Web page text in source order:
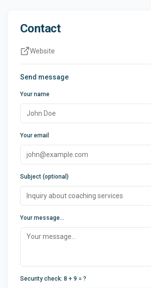
Contact
Website
Send message
Your name
Your email
Subject (optional)
Your message...
Security check: 8 + 9 = ?